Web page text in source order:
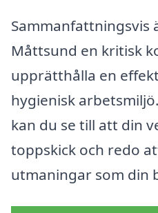
Sammanfattningsvis
Måttsund en kritisk
upprätthålla en
hygienisk
kan du se till att din
toppskick och redo
utmaningar som din